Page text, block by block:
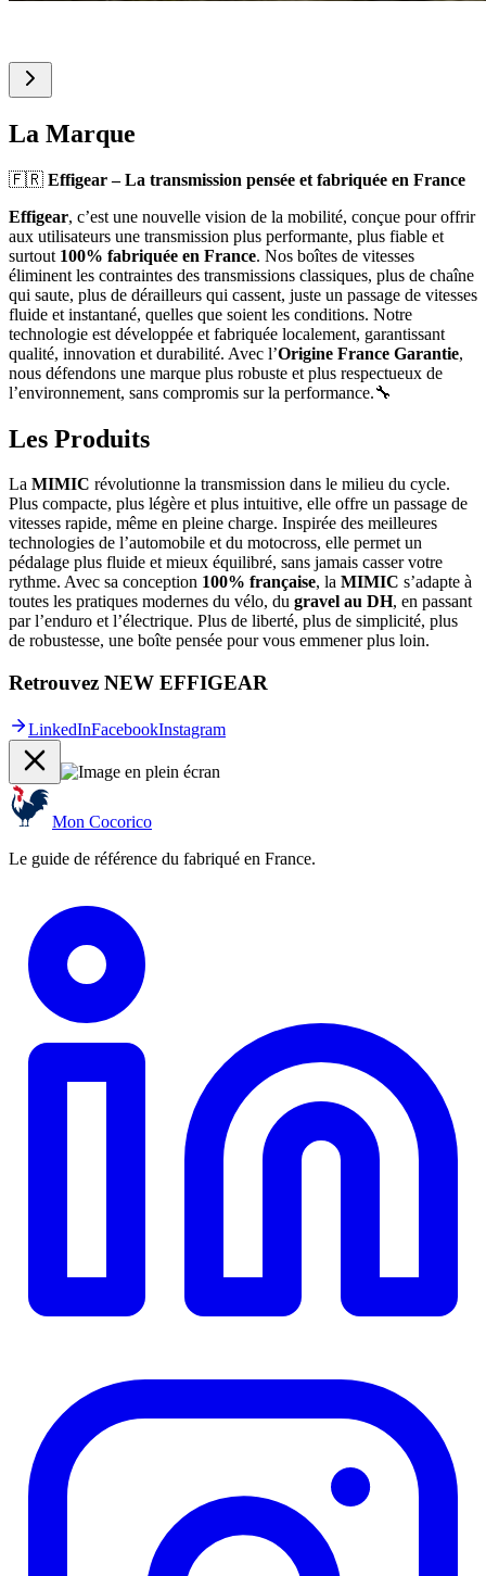
La Marque
🇫🇷 Effigear – La transmission pensée et fabriquée en France
Effigear, c’est une nouvelle vision de la mobilité, conçue pour offrir
aux utilisateurs une transmission plus performante, plus fiable et
surtout 100% fabriquée en France. Nos boîtes de vitesses
éliminent les contraintes des transmissions classiques, plus de chaîne
qui saute, plus de dérailleurs qui cassent, juste un passage de vitesses
fluide et instantané, quelles que soient les conditions. Notre
technologie est développée et fabriquée localement, garantissant
qualité, innovation et durabilité. Avec l’Origine France Garantie,
nous défendons une marque plus robuste et plus respectueux de
l’environnement, sans compromis sur la performance.🔧
Les Produits
La MIMIC révolutionne la transmission dans le milieu du cycle.
Plus compacte, plus légère et plus intuitive, elle offre un passage de
vitesses rapide, même en pleine charge. Inspirée des meilleures
technologies de l’automobile et du motocross, elle permet un
pédalage plus fluide et mieux équilibré, sans jamais casser votre
rythme. Avec sa conception 100% française, la MIMIC s’adapte à
toutes les pratiques modernes du vélo, du gravel au DH, en passant
par l’enduro et l’électrique. Plus de liberté, plus de simplicité, plus
de robustesse, une boîte pensée pour vous emmener plus loin.
Retrouvez NEW EFFIGEAR
LinkedInFacebookInstagram
Mon Cocorico
Le guide de référence du fabriqué en France.